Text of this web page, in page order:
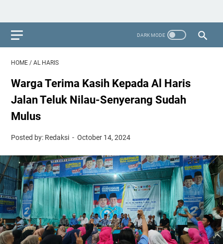
HOME / AL HARIS
Warga Terima Kasih Kepada Al Haris
Jalan Teluk Nilau-Senyerang Sudah
Mulus
Posted by: Redaksi October 14, 2024